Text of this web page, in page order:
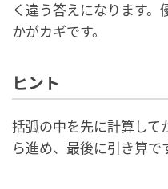
く違う答えになります。
かがカギです。
ヒント
括弧の中を先に計算して
ら進め、最後に引き算で